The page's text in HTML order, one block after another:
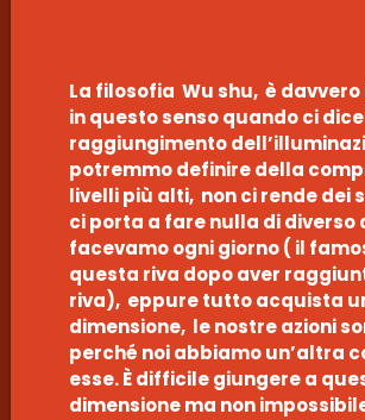
La filosofia Wu shu, è
in questo senso quando ci
raggiungimento
potremmo definire della
livelli più alti, non ci rende dei
ci porta a fare nulla di diverso
facevamo ogni giorno ( il
questa riva dopo aver
riva), eppure tutto acquista
dimensione, le nostre azioni
perché noi abbiamo un’altra
esse. È difficile giungere a
dimensione ma non